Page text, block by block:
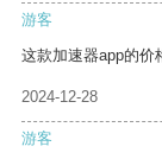
游客
这款加速器app的价
2024-12-28
游客